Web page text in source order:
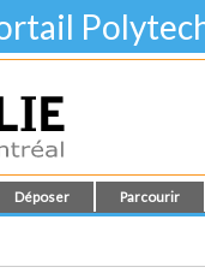
Déposer Parcourir